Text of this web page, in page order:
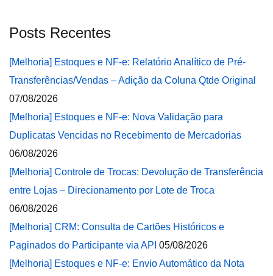
Posts Recentes
[Melhoria] Estoques e NF-e: Relatório Analítico de Pré-
Transferências/Vendas – Adição da Coluna Qtde Original
07/08/2026
[Melhoria] Estoques e NF-e: Nova Validação para
Duplicatas Vencidas no Recebimento de Mercadorias
06/08/2026
[Melhoria] Controle de Trocas: Devolução de Transferência
entre Lojas – Direcionamento por Lote de Troca
06/08/2026
[Melhoria] CRM: Consulta de Cartões Históricos e
Paginados do Participante via API 05/08/2026
[Melhoria] Estoques e NF-e: Envio Automático da Nota